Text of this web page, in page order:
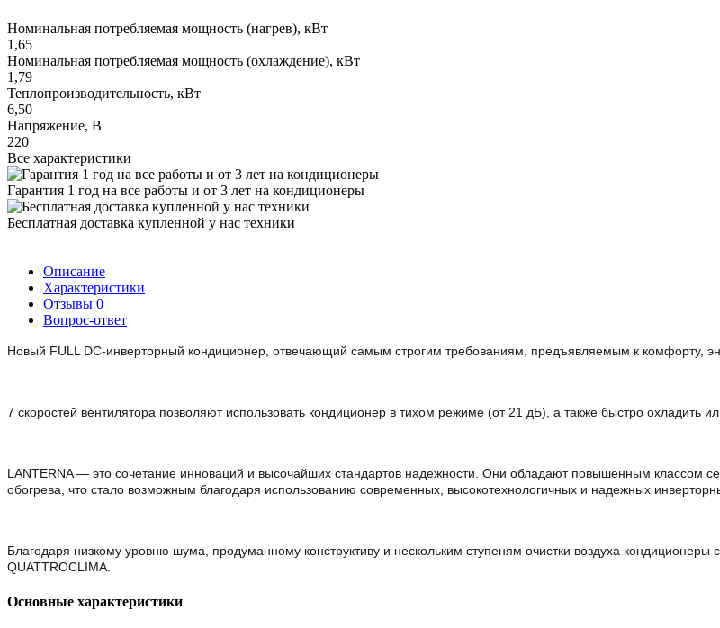
Номинальная потребляемая мощность (нагрев), кВт
1,65
Номинальная потребляемая мощность (охлаждение), кВт
1,79
Теплопроизводительность, кВт
6,50
Напряжение, В
220
Все характеристики
Гарантия 1 год на все работы и от 3 лет на кондиционеры
Бесплатная доставка купленной у нас техники
Описание
Характеристики
Отзывы 0
Вопрос-ответ
Новый FULL DC-инверторный кондиционер, отвечающий самым строгим требо­ваниям, предъявляемым к комфорту,
7 скоростей вентилятора позволяют использовать кондиционер в тихом ре­жиме (от 21 дБ), а также быстро охладить
LANTERNA — это сочетание инноваций и высочайших стандартов надежности. Они обладают повышенным классом
обогрева, что стало возможным благодаря использованию современных, высокотехнологичных и надежных
Благодаря низкому уровню шума, продуманному конструктиву и нескольким ступеням очистки воздуха
QUATTROCLIMA.
Основные характеристики